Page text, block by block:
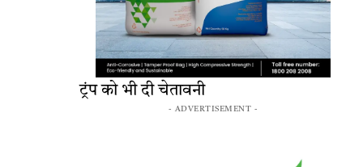
ट्रंप को भी दी चेतावनी
- ADVERTISEMENT -